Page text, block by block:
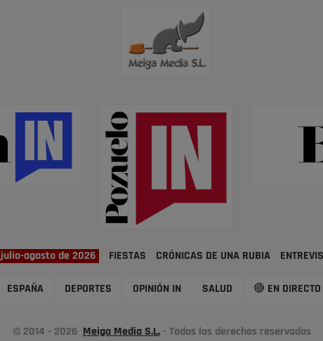
julio-agosto de 2026 FIESTAS CRÓNICAS DE UNA RUBIA
ESPAÑA DEPORTES OPINIÓN IN SALUD 🔴 EN DIRECTO
© 2014 - 2026 Meiga Media S.L.- Todos los derechos reservados